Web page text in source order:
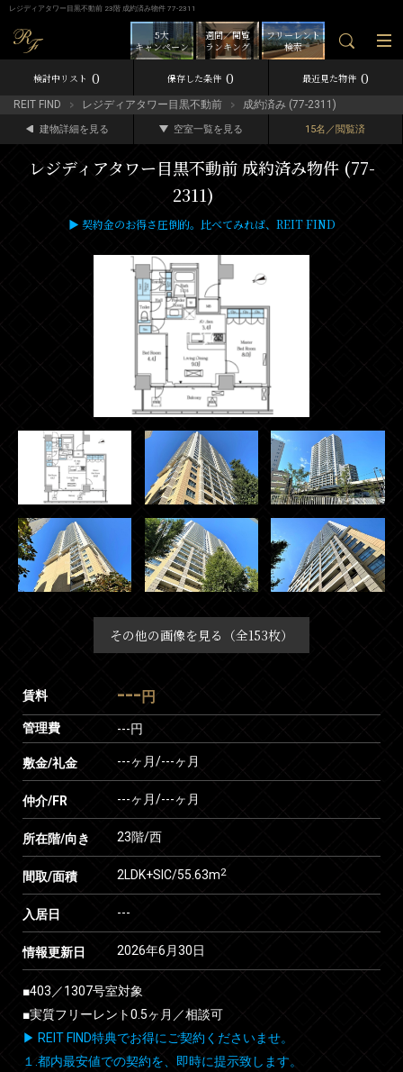
レジディアタワー目黒不動前 23階 成約済み物件 77-2311
フリーレント
検索
週間／閲覧
ランキング
5大
キャンペーン
検討中リスト 0 保存した条件 0 最近見た物件 0
REIT FIND レジディアタワー目黒不動前 成約済み (77-2311)
建物詳細を見る 空室一覧を見る 15名／閲覧済
レジディアタワー目黒不動前 成約済み物件 (77-
2311)
▶ 契約金のお得さ圧倒的。比べてみれば、REIT FIND
その他の画像を見る（全153枚）
賃料 --- 円
管理費 ---円
敷金/礼金 ---ヶ月/---ヶ月
仲介/FR ---ヶ月/---ヶ月
所在階/向き 23階/西
間取/面積 2LDK+SIC/55.63m2
入居日 ---
情報更新日 2026年6月30日
■403／1307号室対象
■実質フリーレント0.5ヶ月／相談可
▶ REIT FIND特典でお得にご契約くださいませ。
１.都内最安値での契約を、即時に提示致します。